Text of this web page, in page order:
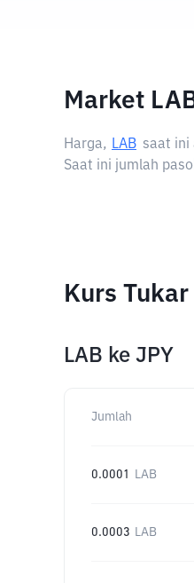
Market
Harga, LAB saat ini
Saat ini jumlah
Kurs
LAB ke JPY
Jumlah
0.0001 LAB
0.0003 LAB